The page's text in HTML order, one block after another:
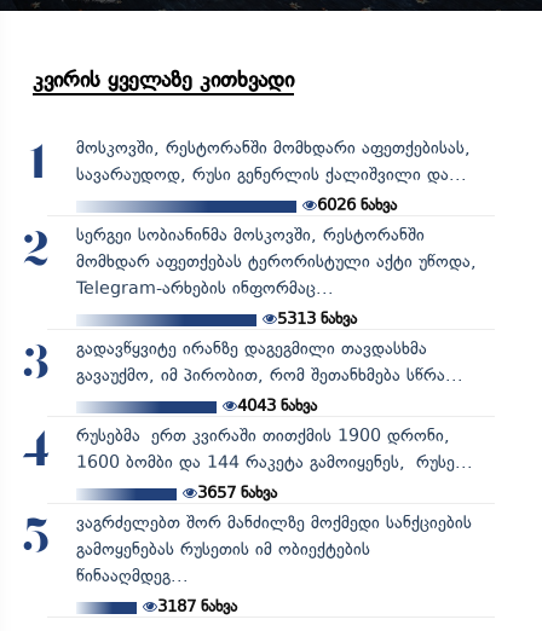
კვირის ყველაზე კითხვადი
1
მოსკოვში, რესტორანში მომხდარი აფეთქებისას,
სავარაუდოდ, რუსი გენერლის ქალიშვილი და...
6026ნახვა
2
სერგეი სობიანინმა მოსკოვში, რესტორანში
მომხდარ აფეთქებას ტერორისტული აქტი უწოდა,
Telegram-არხების ინფორმაც...
5313ნახვა
3
გადავწყვიტე ირანზე დაგეგმილი თავდასხმა
გავაუქმო, იმ პირობით, რომ შეთანხმება სწრა...
4043ნახვა
4
რუსებმა ერთ კვირაში თითქმის 1900 დრონი,
1600 ბომბი და 144 რაკეტა გამოიყენეს, რუსე...
3657ნახვა
5
ვაგრძელებთ შორ მანძილზე მოქმედი სანქციების
გამოყენებას რუსეთის იმ ობიექტების
წინააღმდეგ...
3187ნახვა